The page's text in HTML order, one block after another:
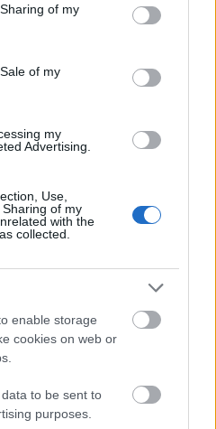
behaviour. You may click to
and its third-party tags to
purposes in below Google
of my
of my
my
Advertising.
Use,
of my
with the
collected.
enable storage
cookies on web or
to be sent to
purposes.
vårt nyhetsbrev
Prenumerera